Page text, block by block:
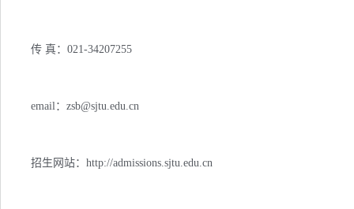
传 真：021-34207255
email： zsb@sjtu.edu.cn
招生网站：http://admissions.sjtu.edu.cn